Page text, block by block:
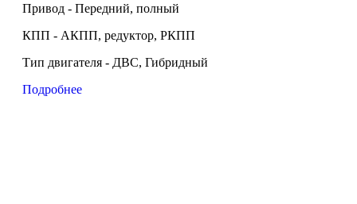
Привод - Передний, полный
КПП - АКПП, редуктор, РКПП
Тип двигателя - ДВС, Гибридный
Подробнее